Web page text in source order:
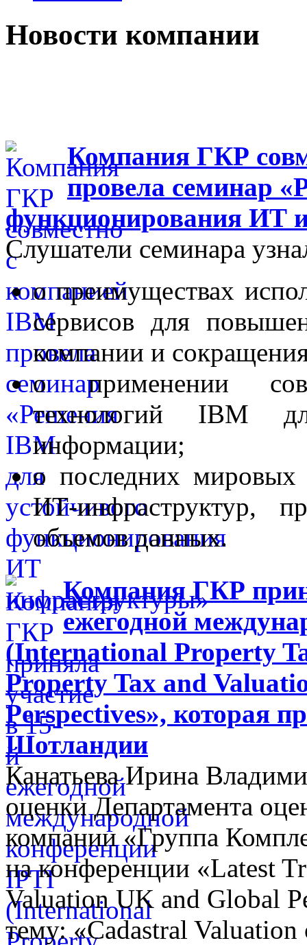
Новости компании
Компания ГКР
провела семинар
функционирования ИТ
Слушатели семинара
о преимуществах
сервисов для
компании и
о применении
технологий IBM
информации;
о последних мировых
ИТ-инфраструктур,
объемов данных.
Компания ГКР
ежегодной
(International Property
Property Tax and
Perspectives», которая
Шотландии
Канатьева Ирина
оценки Департамента
компании «Группа
на конференции «Latest
Valuation UK and Global
тему: «Cadastral